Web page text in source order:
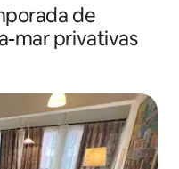
de
mar privativas